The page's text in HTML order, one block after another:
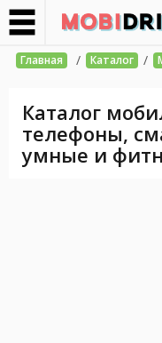
Главная / Каталог /
Каталог
телефоны,
умные и